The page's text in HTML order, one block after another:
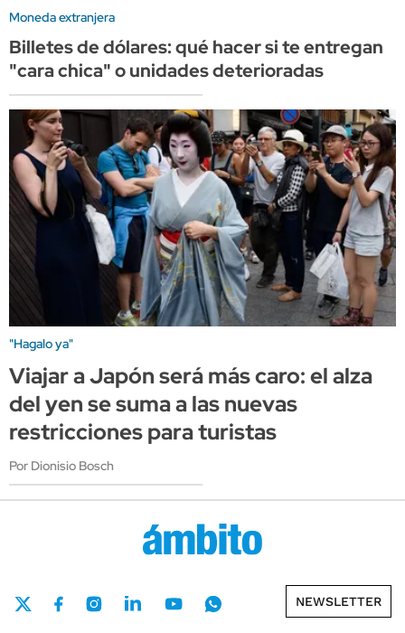
Moneda extranjera
Billetes de dólares: qué hacer si te entregan
"cara chica" o unidades deterioradas
"Hagalo ya"
Viajar a Japón será más caro: el alza
del yen se suma a las nuevas
restricciones para turistas
Por Dionisio Bosch
NEWSLETTER